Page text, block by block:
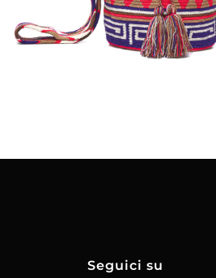
Aggiungi
al carrello
Seguici su